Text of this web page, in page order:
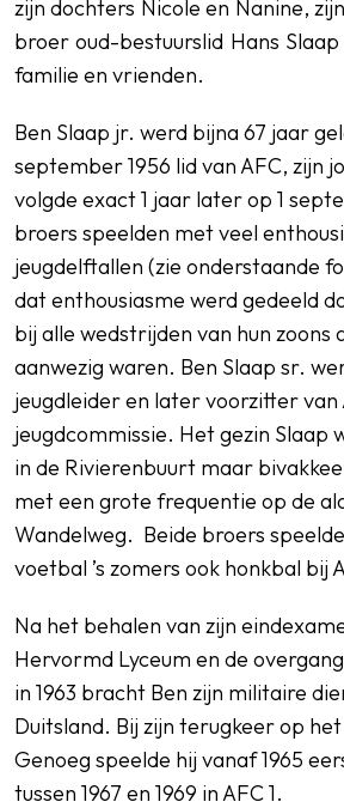
zijn dochters Nicole en Nanine,
broer oud-bestuurslid Hans
familie en vrienden.
Ben Slaap jr. werd bijna 67 jaar
september 1956 lid van AFC, zijn
volgde exact 1 jaar later op 1
broers speelden met veel
jeugdelftallen (zie onderstaande
dat enthousiasme werd gedeeld
bij alle wedstrijden van hun
aanwezig waren. Ben Slaap sr.
jeugdleider en later voorzitter van
jeugdcommissie. Het gezin Slaap
in de Rivierenbuurt maar
met een grote frequentie op de
Wandelweg. Beide broers
voetbal ’s zomers ook honkbal bij
Na het behalen van zijn
Hervormd Lyceum en de
in 1963 bracht Ben zijn militaire
Duitsland. Bij zijn terugkeer op
Genoeg speelde hij vanaf 1965
tussen 1967 en 1969 in AFC 1.